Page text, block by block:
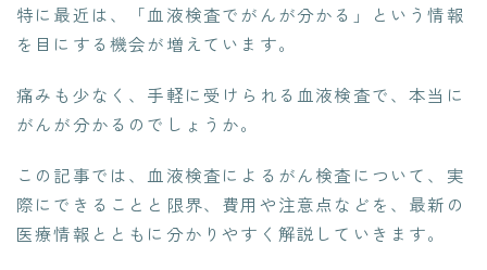
特に最近は、「血液検査でがんが分かる」という情報
を目にする機会が増えています。
痛みも少なく、手軽に受けられる血液検査で、本当に
がんが分かるのでしょうか。
この記事では、血液検査によるがん検査について、実
際にできることと限界、費用や注意点などを、最新の
医療情報とともに分かりやすく解説していきます。